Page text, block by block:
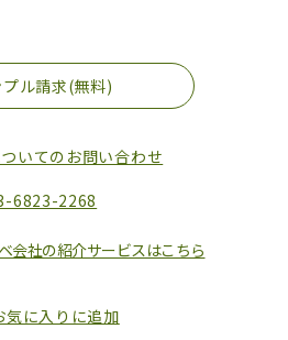
プル請求(無料)
いてのお問い合わせ
6823-2268
会社の紹介サービスはこちら
気に入りに追加